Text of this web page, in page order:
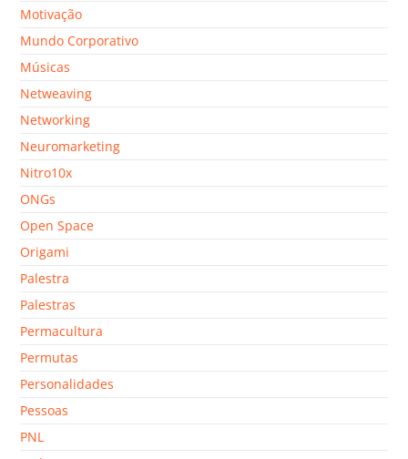
Motivação
Mundo Corporativo
Músicas
Netweaving
Networking
Neuromarketing
Nitro10x
ONGs
Open Space
Origami
Palestra
Palestras
Permacultura
Permutas
Personalidades
Pessoas
PNL